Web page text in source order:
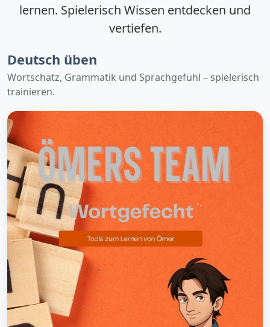
lernen. Spielerisch Wissen entdecken und
vertiefen.
Deutsch üben
Wortschatz, Grammatik und Sprachgefühl – spielerisch
trainieren.